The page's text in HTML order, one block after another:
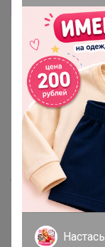
Eni81
1 ноября, 2018
,
сколько по
МЁД